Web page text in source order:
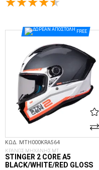
FREE
ΚΩΔ. MTH000KRA564
ΚΡΑΝΟΣ ΜΗΧΑΝΗΣ MT
STINGER 2 CORE A5
BLACK/WHITE/RED GLOSS